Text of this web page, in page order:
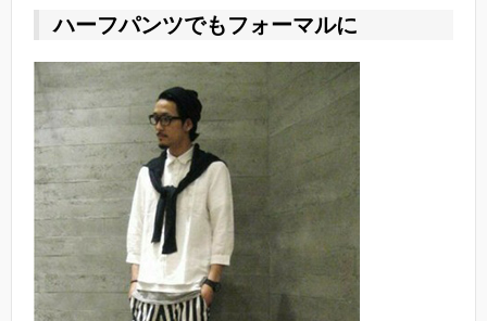
ハーフパンツでもフォーマルに